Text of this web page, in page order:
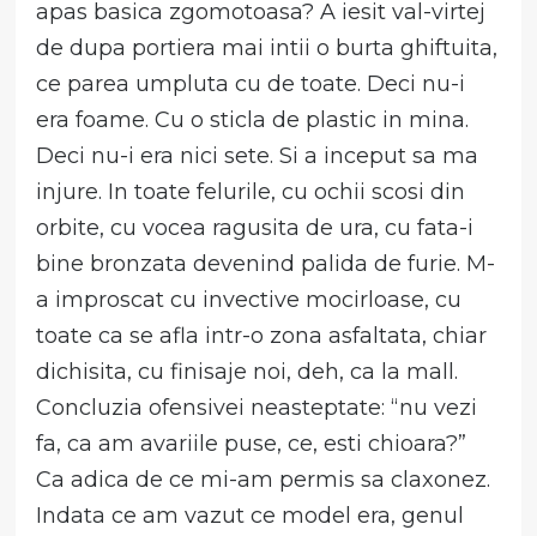
apas basica zgomotoasa? A iesit val-virtej
de dupa portiera mai intii o burta ghiftuita,
ce parea umpluta cu de toate. Deci nu-i
era foame. Cu o sticla de plastic in mina.
Deci nu-i era nici sete. Si a inceput sa ma
injure. In toate felurile, cu ochii scosi din
orbite, cu vocea ragusita de ura, cu fata-i
bine bronzata devenind palida de furie. M-
a improscat cu invective mocirloase, cu
toate ca se afla intr-o zona asfaltata, chiar
dichisita, cu finisaje noi, deh, ca la mall.
Concluzia ofensivei neasteptate: “nu vezi
fa, ca am avariile puse, ce, esti chioara?”
Ca adica de ce mi-am permis sa claxonez.
Indata ce am vazut ce model era, genul